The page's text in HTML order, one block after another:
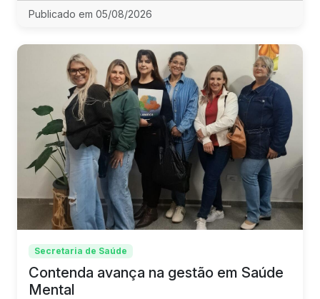
Publicado em 05/08/2026
Secretaria de Saúde
Contenda avança na gestão em Saúde
Mental